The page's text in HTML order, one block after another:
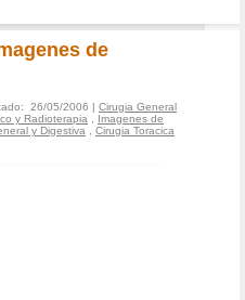
de
26/05/2006 | Cirugia General
y Radioterapia
Imagenes de
y Digestiva
Cirugia Toracica